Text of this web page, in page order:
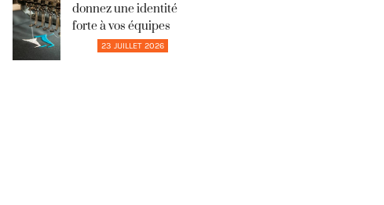
donnez une identité
forte à vos équipes
23 JUILLET 2026